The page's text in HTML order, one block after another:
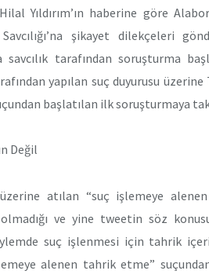
Yıldırım’ın haberine göre
şikayet dilekçeleri
tarafından soruşturma
yapılan suç duyurusu
başlatılan ilk soruşturmaya
Değil
üzerine atılan “suç işlemeye
ve yine tweetin söz
suç işlenmesi için tahrik
alenen tahrik etme”